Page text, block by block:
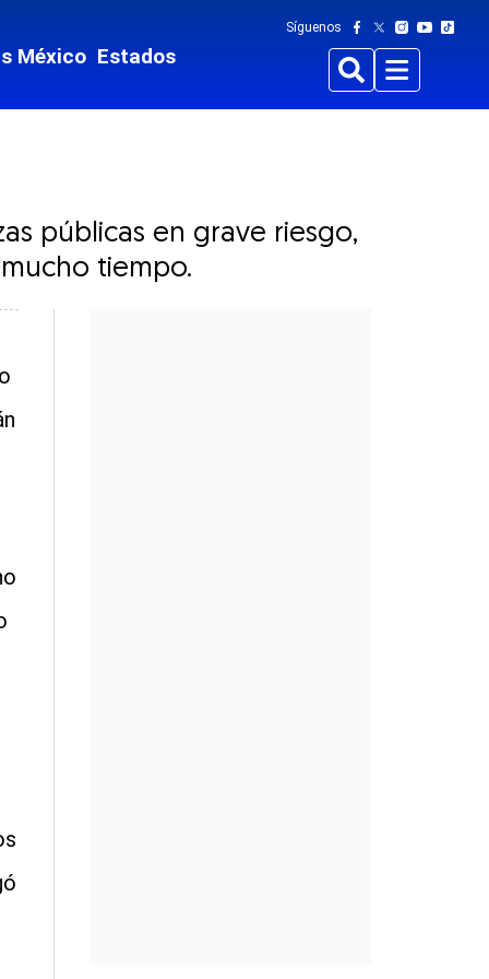
México Estados
Síguenos
BuscarMenu
públicas en grave riesgo,
tiempo.